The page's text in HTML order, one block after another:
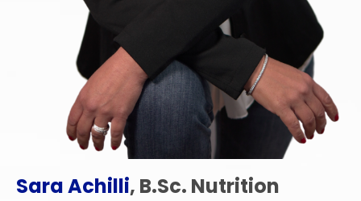
Sara Achilli, B.Sc. Nutrition